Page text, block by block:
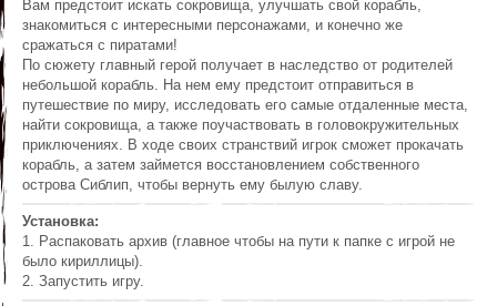
Вам предстоит искать сокровища, улучшать свой корабль,
знакомиться с интересными персонажами, и конечно же
сражаться с пиратами!
По сюжету главный герой получает в наследство от родителей
небольшой корабль. На нем ему предстоит отправиться в
путешествие по миру, исследовать его самые отдаленные места,
найти сокровища, а также поучаствовать в головокружительных
приключениях. В ходе своих странствий игрок сможет прокачать
корабль, а затем займется восстановлением собственного
острова Сиблип, чтобы вернуть ему былую славу.
Установка:
1. Распаковать архив (главное чтобы на пути к папке с игрой не
было кириллицы).
2. Запустить игру.